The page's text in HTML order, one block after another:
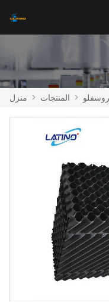
منزل > المنتجات >